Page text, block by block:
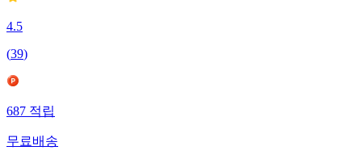
4.5
(39)
687 적립
무료배송